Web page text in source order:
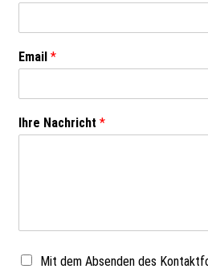
Email *
Ihre Nachricht *
Mit dem Absenden des